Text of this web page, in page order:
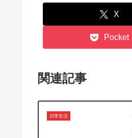
X
Pocket
関連記事
日常生活